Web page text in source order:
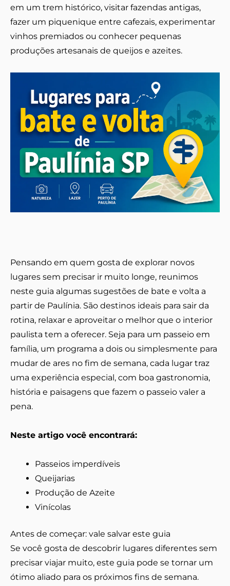
em um trem histórico, visitar fazendas antigas,
fazer um piquenique entre cafezais, experimentar
vinhos premiados ou conhecer pequenas
produções artesanais de queijos e azeites.
Pensando em quem gosta de explorar novos
lugares sem precisar ir muito longe, reunimos
neste guia algumas sugestões de bate e volta a
partir de Paulínia. São destinos ideais para sair da
rotina, relaxar e aproveitar o melhor que o interior
paulista tem a oferecer. Seja para um passeio em
família, um programa a dois ou simplesmente para
mudar de ares no fim de semana, cada lugar traz
uma experiência especial, com boa gastronomia,
história e paisagens que fazem o passeio valer a
pena.
Neste artigo você encontrará:
Passeios imperdíveis
Queijarias
Produção de Azeite
Vinícolas
Antes de começar: vale salvar este guia
Se você gosta de descobrir lugares diferentes sem
precisar viajar muito, este guia pode se tornar um
ótimo aliado para os próximos fins de semana.